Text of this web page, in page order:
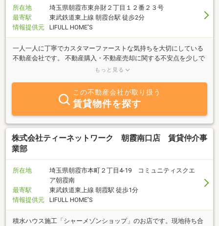
所在地
埼玉県朝霞市東弁財２丁目１２番２３号
最寄駅
東武鉄道東上線 朝霞台駅 徒歩2分
情報提供元
LIFULL HOME'S
一人一人に丁寧でカスタマーファーストな気持ちを大切にしている
不動産会社です。 不動産購入・不動産売却に関する不安点を少しで
も軽減していただく為に、皆様のサポートを全力でさせていただき
もっと見る
この不動産会社が取り扱う
賃貸物件を探す
株式会社ティーネットワーク 朝霞南口店 賃貸仲介事
業部
所在地
埼玉県朝霞市本町２丁目4-19 コミュニティスクエ
ア朝霞南
最寄駅
東武鉄道東上線 朝霞駅 徒歩1分
情報提供元
LIFULL HOME'S
積水ハウス施工「シャーメゾンショップ」のお店です。現地待ち合